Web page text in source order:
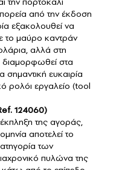
από την έκδοση
εξακολουθεί να
το μαύρο καντράν
αλλά στη
διαμορφωθεί στα
ευκαιρία
ρολόι εργαλείο (tool
124060)
της αγοράς,
αποτελεί το
των
πυλώνα της